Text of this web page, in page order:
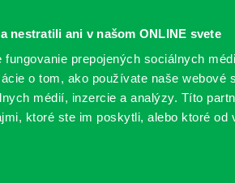
nestratili ani v našom ONLINE svete
prepojených sociálnych
o tom, ako používate naše webové
médií, inzercie a analýzy. Títo
ktoré ste im poskytli, alebo ktoré od
PODUJATIA POBOČKY O